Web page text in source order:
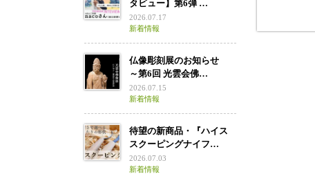
タビュー】第6弾 …
2026.07.17
新着情報
仏像彫刻展のお知らせ
～第6回 光雲会佛…
2026.07.15
新着情報
待望の新商品・『ハイス
スクーピングナイフ…
2026.07.03
新着情報